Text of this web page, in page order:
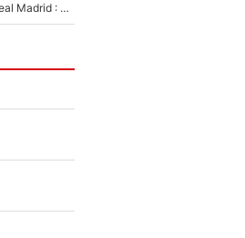
Coup de théâtre en Espagne, Rodri va trahir le Real Madrid : Le Ballon d'Or a choisi de signer au FC Barcelone !